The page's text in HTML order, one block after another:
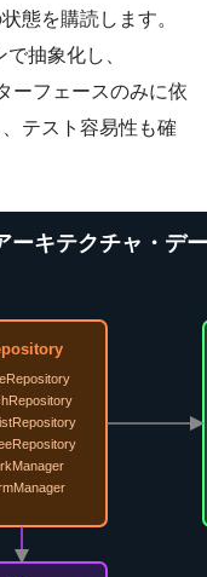
態を購読します。
抽象化し、
ーフェースのみに依
テスト容易性も確
ーキテクチャ・デ